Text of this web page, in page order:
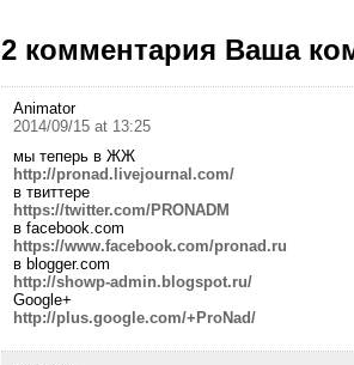
2 комментария Ваша
Animator
2014/09/15 at 13:25
мы теперь в ЖЖ
http://pronad.livejournal.com/
в твиттере
https://twitter.com/PRONADM
в facebook.com
https://www.facebook.com/pronad.ru
в blogger.com
http://showp-admin.blogspot.ru/
Google+
http://plus.google.com/+ProNad/